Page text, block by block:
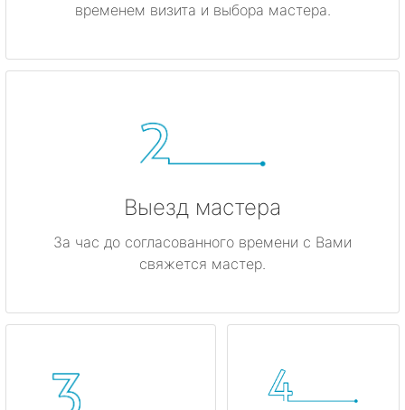
временем визита и выбора мастера.
Выезд мастера
За час до согласованного времени с Вами
свяжется мастер.